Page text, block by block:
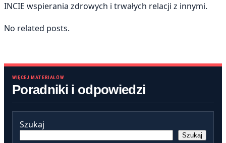
WIĘCEJ MATERIAŁÓW
Poradniki i odpowiedzi
Szukaj
Szukaj
INCIE wspierania zdrowych i trwałych relacji z innymi.
No related posts.